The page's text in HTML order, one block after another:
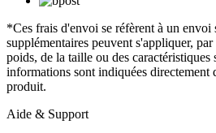
*Ces frais d'envoi se réfèrent à un envoi
supplémentaires peuvent s'appliquer,
poids, de la taille ou des
informations sont indiquées directement
produit.
Aide & Support